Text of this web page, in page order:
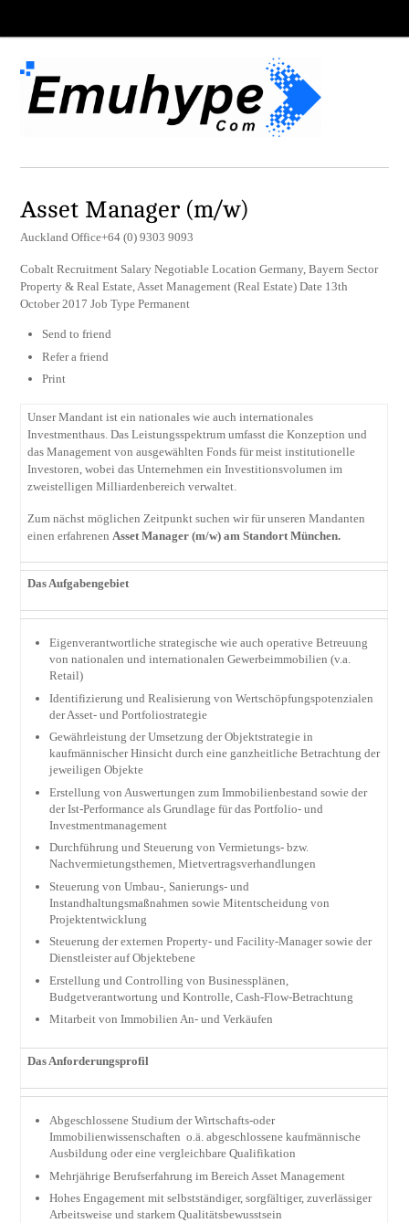
Asset Manager (m/w)
Auckland Office+64 (0) 9303 9093
Cobalt Recruitment Salary Negotiable Location Germany, Bayern Sector
Property & Real Estate, Asset Management (Real Estate) Date 13th
October 2017 Job Type Permanent
Send to friend
Refer a friend
Print
Unser Mandant ist ein nationales wie auch internationales
Investmenthaus. Das Leistungsspektrum umfasst die Konzeption und
das Management von ausgewählten Fonds für meist institutionelle
Investoren, wobei das Unternehmen ein Investitionsvolumen im
zweistelligen Milliardenbereich verwaltet.
Zum nächst möglichen Zeitpunkt suchen wir für unseren Mandanten
einen erfahrenen Asset Manager (m/w) am Standort München.
Das Aufgabengebiet
Eigenverantwortliche strategische wie auch operative Betreuung
von nationalen und internationalen Gewerbeimmobilien (v.a.
Retail)
Identifizierung und Realisierung von Wertschöpfungspotenzialen
der Asset- und Portfoliostrategie
Gewährleistung der Umsetzung der Objektstrategie in
kaufmännischer Hinsicht durch eine ganzheitliche Betrachtung der
jeweiligen Objekte
Erstellung von Auswertungen zum Immobilienbestand sowie der
der Ist-Performance als Grundlage für das Portfolio- und
Investmentmanagement
Durchführung und Steuerung von Vermietungs- bzw.
Nachvermietungsthemen, Mietvertragsverhandlungen
Steuerung von Umbau-, Sanierungs- und
Instandhaltungsmaßnahmen sowie Mitentscheidung von
Projektentwicklung
Steuerung der externen Property- und Facility-Manager sowie der
Dienstleister auf Objektebene
Erstellung und Controlling von Businessplänen,
Budgetverantwortung und Kontrolle, Cash-Flow-Betrachtung
Mitarbeit von Immobilien An- und Verkäufen
Das Anforderungsprofil
Abgeschlossene Studium der Wirtschafts-oder
Immobilienwissenschaften o.ä. abgeschlossene kaufmännische
Ausbildung oder eine vergleichbare Qualifikation
Mehrjährige Berufserfahrung im Bereich Asset Management
Hohes Engagement mit selbstständiger, sorgfältiger, zuverlässiger
Arbeitsweise und starkem Qualitätsbewusstsein